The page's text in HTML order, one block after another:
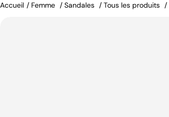
Accueil / Femme / Sandales / Tous les produits /